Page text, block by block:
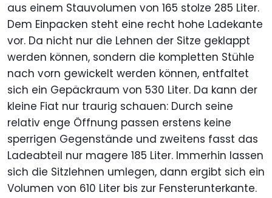
aus einem Stauvolumen von 165 stolze 285 Liter.
Dem Einpacken steht eine recht hohe Ladekante
vor. Da nicht nur die Lehnen der Sitze geklappt
werden können, sondern die kompletten Stühle
nach vorn gewickelt werden können, entfaltet
sich ein Gepäckraum von 530 Liter. Da kann der
kleine Fiat nur traurig schauen: Durch seine
relativ enge Öffnung passen erstens keine
sperrigen Gegenstände und zweitens fasst das
Ladeabteil nur magere 185 Liter. Immerhin lassen
sich die Sitzlehnen umlegen, dann ergibt sich ein
Volumen von 610 Liter bis zur Fensterunterkante.